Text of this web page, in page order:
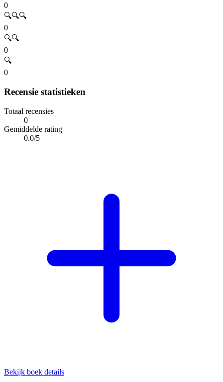
0
🔍🔍🔍
0
🔍🔍
0
🔍
0
Recensie statistieken
Totaal recensies
0
Gemiddelde rating
0.0/5
Bekijk boek details